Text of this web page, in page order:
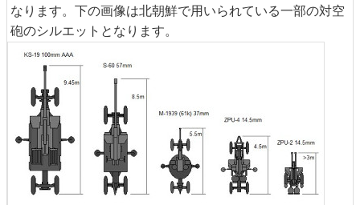
なります。下の画像は北朝鮮で用いられている一部の対空
砲のシルエットとなります。